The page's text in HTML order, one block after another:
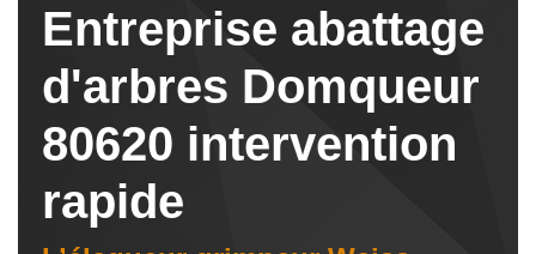
Entreprise abattage
d'arbres Domqueur
80620 intervention
rapide